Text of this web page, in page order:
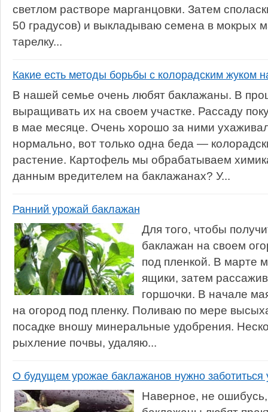
светлом растворе марганцовки. Затем
50 градусов) и выкладываю семена в мокрых
тарелку...
Какие есть методы борьбы с колорадским жуком
В нашей семье очень любят баклажаны. В
выращивать их на своем участке. Рассаду
в мае месяце. Очень хорошо за ними
нормально, вот только одна беда —
растение. Картофель мы обрабатываем
данным вредителем на баклажанах? У...
Ранний урожай баклажан
Для того, чтобы
баклажан на своем
под пленкой. В марте
ящики, затем
горшочки. В начале
на огород под пленку. Поливаю по мере
посадке вношу минеральные удобрения.
рыхление почвы, удаляю...
О будущем урожае баклажанов нужно заботиться
Наверное, не